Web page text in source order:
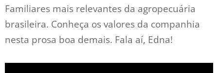
Familiares mais relevantes da agropecuária
brasileira. Conheça os valores da companhia
nesta prosa boa demais. Fala aí, Edna!